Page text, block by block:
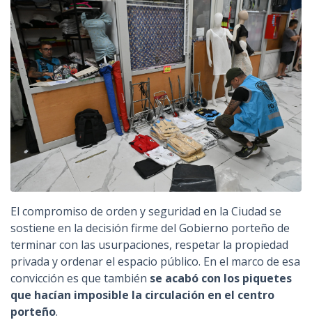
El compromiso de orden y seguridad en la Ciudad se
sostiene en la decisión firme del Gobierno porteño de
terminar con las usurpaciones, respetar la propiedad
privada y ordenar el espacio público. En el marco de esa
convicción es que también se acabó con los piquetes
que hacían imposible la circulación en el centro
porteño.